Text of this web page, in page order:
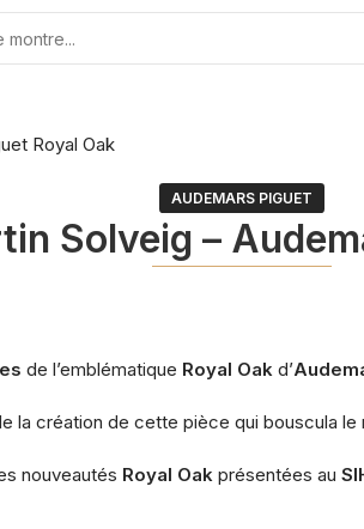
Royal Oak
AUDEMARS PIGUET
Solveig –
de l’emblématique Royal Oak d’
la création de cette pièce qui bouscula
nouveautés Royal Oak présentées au